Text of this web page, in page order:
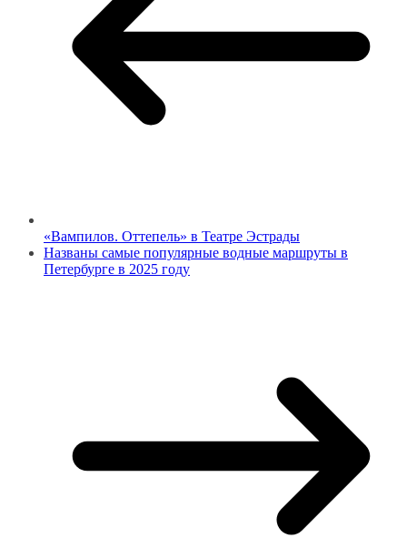
«Вампилов. Оттепель» в Театре Эстрады
Названы самые популярные водные маршруты в
Петербурге в 2025 году